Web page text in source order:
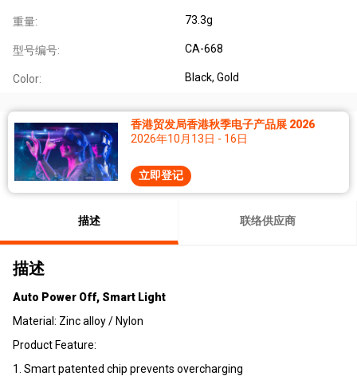
重量: 73.3g
型号编号: CA-668
Color: Black, Gold
香港贸发局香港秋季电子产品展 2026
2026年10月13日 - 16日
立即登记
描述 联络供应商
描述
Auto Power Off, Smart Light
Material: Zinc alloy / Nylon
Product Feature:
1. Smart patented chip prevents overcharging